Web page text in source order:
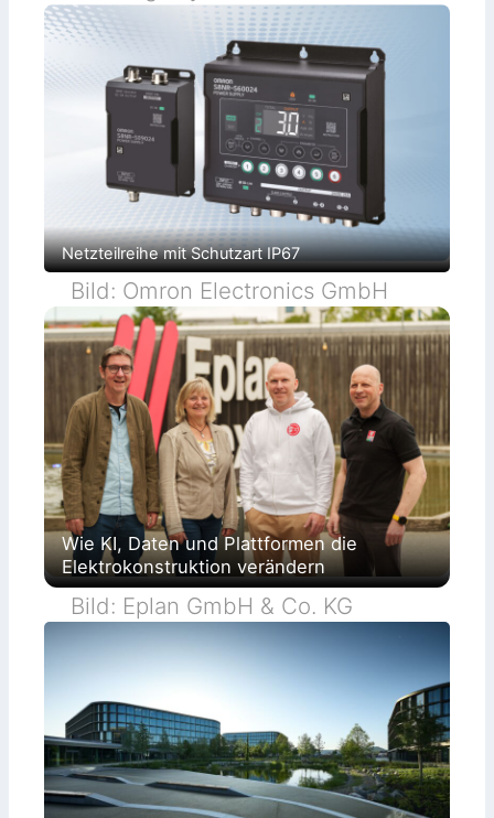
Netzteilreihe mit Schutzart IP67
Bild: Omron Electronics GmbH
Wie KI, Daten und Plattformen die
Elektrokonstruktion verändern
Bild: Eplan GmbH & Co. KG